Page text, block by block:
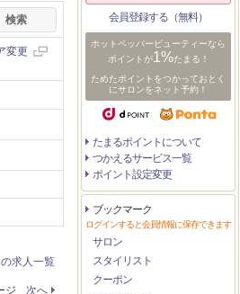
変更
求人一覧
ジ 次へ
会員登録する（無料）
ホットペッパービューティーなら
ポイントが1%たまる！
ためたポイントをつかっておとく
にサロンをネット予約！
たまるポイントについて
つかえるサービス一覧
ポイント設定変更
ブックマーク
ログインすると会員情報に保存できます
サロン
スタイリスト
クーポン